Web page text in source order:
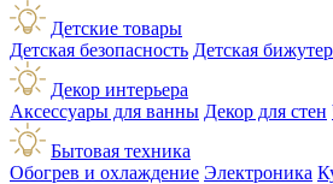
Детские товары
Детская безопасность Детская
Декор интерьера
Аксессуары для ванны Декор для стен
Бытовая техника
Обогрев и охлаждение Электроника